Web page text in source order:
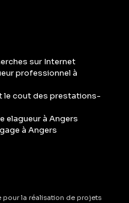
sur Internet
professionnel à
le cout des prestations-
elagueur à Angers
à Angers
pour la réalisation de projets